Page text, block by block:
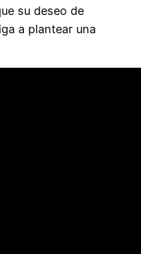
su deseo de
a plantear una